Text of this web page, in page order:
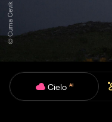
© Cuma Cevik
Cielo AI